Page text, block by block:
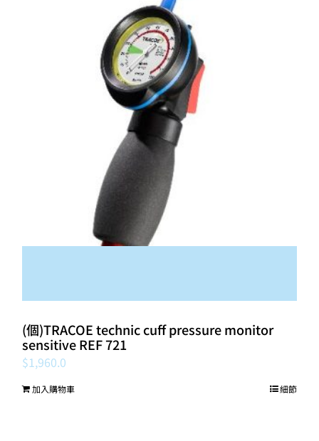
(個)TRACOE technic cuff pressure monitor
sensitive REF 721
$1,960.0
加入購物車 細節